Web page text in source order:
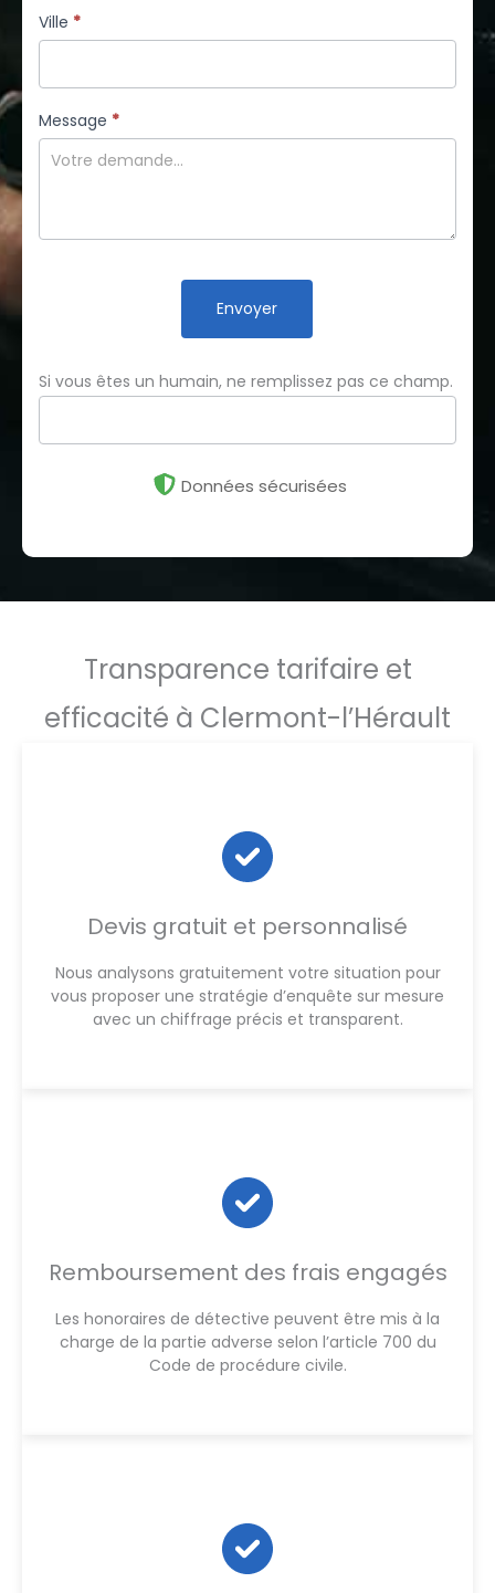
Ville *
Message *
Envoyer
Si vous êtes un humain, ne remplissez pas ce champ.
Données sécurisées
Transparence tarifaire et
efficacité à Clermont-l’Hérault
Devis gratuit et personnalisé
Nous analysons gratuitement votre situation pour
vous proposer une stratégie d’enquête sur mesure
avec un chiffrage précis et transparent.
Remboursement des frais engagés
Les honoraires de détective peuvent être mis à la
charge de la partie adverse selon l’article 700 du
Code de procédure civile.